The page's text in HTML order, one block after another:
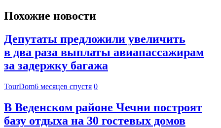
Похожие новости
Депутаты предложили увеличить
в два раза выплаты авиапассажирам
за задержку багажа
TourDom6 месяцев спустя 0
В Веденском районе Чечни построят
базу отдыха на 30 гостевых домов